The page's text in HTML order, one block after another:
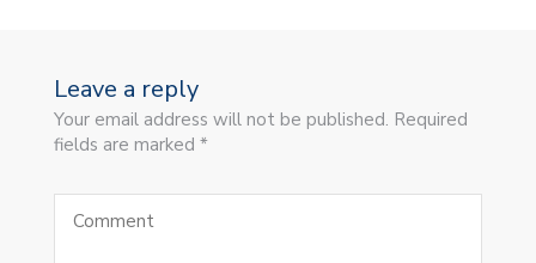
Leave a reply
Your email address will not be published. Required
fields are marked *